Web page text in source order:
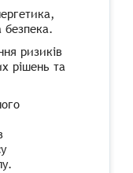
безпека.
ризиків
рішень та